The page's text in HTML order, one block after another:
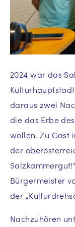
2024 war das
daraus zwei
die das Erbe
wollen. Zu Gast
der
Bürgermeister
der
Nachzuhören